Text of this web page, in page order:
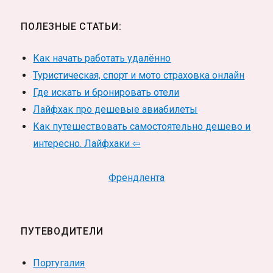
ПОЛЕЗНЫЕ СТАТЬИ:
Как начать работать удалённо
Туристическая, спорт и мото страховка онлайн
Где искать и бронировать отели
Лайфхак про дешевые авиабилеты
Как путешествовать самостоятельно дешево и
интересно. Лайфхаки ⇦
Френдлента
ПУТЕВОДИТЕЛИ
Португалия